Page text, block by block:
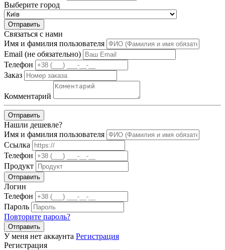
Выберите город
Отправить
Связаться с нами
Имя и фамилия пользователя
Email (не обязательно)
Телефон
Заказ
Комментарий
Отправить
Нашли дешевле?
Имя и фамилия пользователя
Ссылка
Телефон
Продукт
Отправить
Логин
Телефон
Пароль
Повторите пароль?
Отправить
У меня нет аккаунта Регистрация
Регистрация